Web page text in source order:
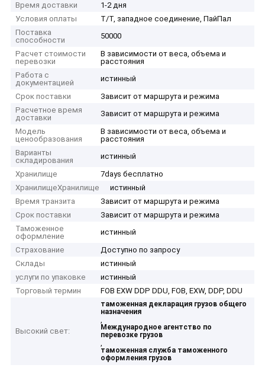
Время доставки
1-2 дня
Условия оплаты
Т/Т, западное соединение, ПайПал
Поставка
способности
50000
Расчет стоимости
перевозки
В зависимости от веса, объема и
расстояния
Работа с
документацией
истинный
Срок поставки
Зависит от маршрута и режима
Расчетное время
доставки
Зависит от маршрута и режима
Модель
ценообразования
В зависимости от веса, объема и
расстояния
Варианты
складирования
истинный
Хранилище
7days бесплатно
ХранилищеХранилище
истинный
Время транзита
Зависит от маршрута и режима
Срок поставки
Зависит от маршрута и режима
Таможенное
оформление
истинный
Страхование
Доступно по запросу
Склады
истинный
услуги по упаковке
истинный
Торговый термин
FOB EXW DDP DDU, FOB, EXW, DDP, DDU
Высокий свет:
таможенная декларация грузов общего
назначения
,
Международное агентство по
перевозке грузов
,
таможенная служба таможенного
оформления грузов